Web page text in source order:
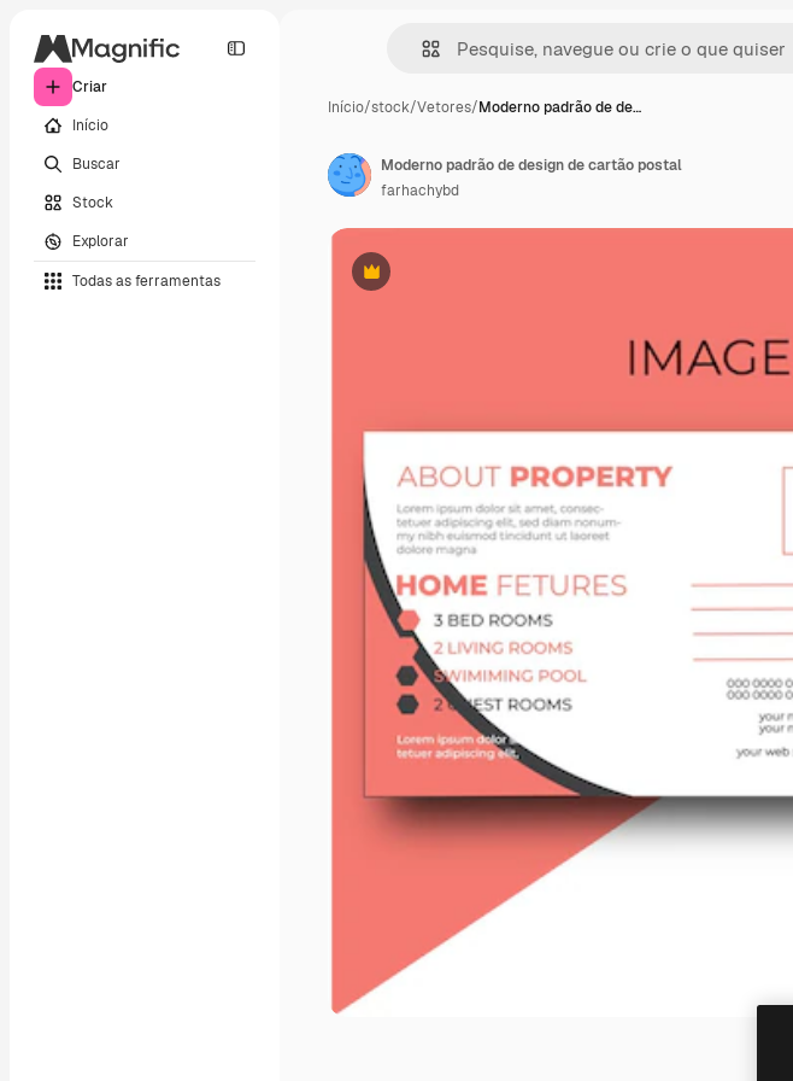
Criar
Início
Buscar
Stock
Explorar
Todas as ferramentas
Início/stock/Vetores/Moderno padrão de de…
Premium
Moderno padrão de design de cartão postal
farhachybd